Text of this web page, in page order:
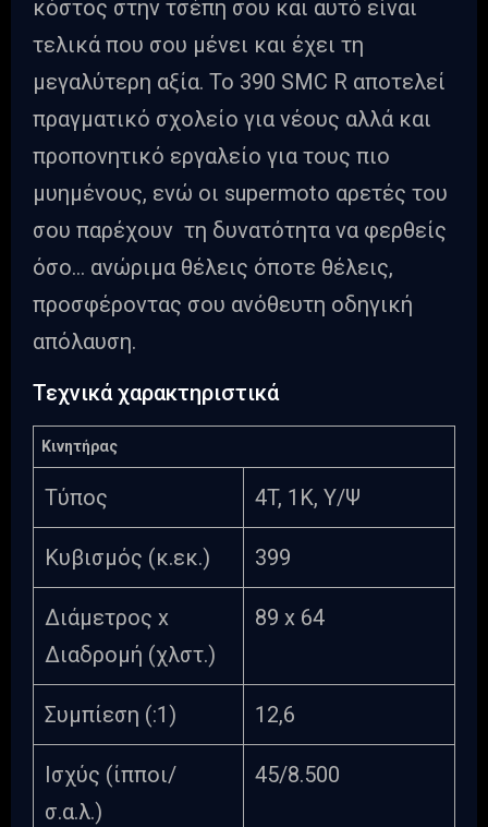
κόστος στην τσέπη σου και αυτό είναι
τελικά που σου μένει και έχει τη
μεγαλύτερη αξία. Το 390 SMC R αποτελεί
πραγματικό σχολείο για νέους αλλά και
προπονητικό εργαλείο για τους πιο
μυημένους, ενώ οι supermoto αρετές του
σου παρέχουν τη δυνατότητα να φερθείς
όσο… ανώριμα θέλεις όποτε θέλεις,
προσφέροντας σου ανόθευτη οδηγική
απόλαυση.
Τεχνικά χαρακτηριστικά
Κινητήρας
Τύπος 4T, 1Κ, Υ/Ψ
Κυβισμός (κ.εκ.) 399
Διάμετρος x
Διαδρομή (χλστ.)
89 x 64
Συμπίεση (:1) 12,6
Ισχύς (ίπποι/
σ.α.λ.)
45/8.500